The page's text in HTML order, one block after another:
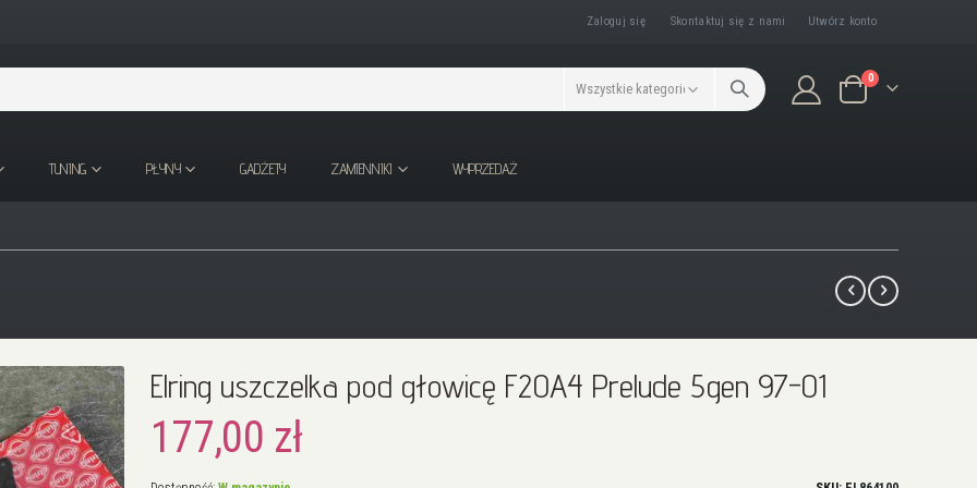
Zaloguj się Skontaktuj się z nami Utwórz konto
Koszyk
0produkty/ów
TUNING PŁYNY GADŻETY ZAMIENNIKI WYPRZEDAŻ
Elring uszczelka pod głowicę F20A4 Prelude 5gen 97-01
177,00 zł